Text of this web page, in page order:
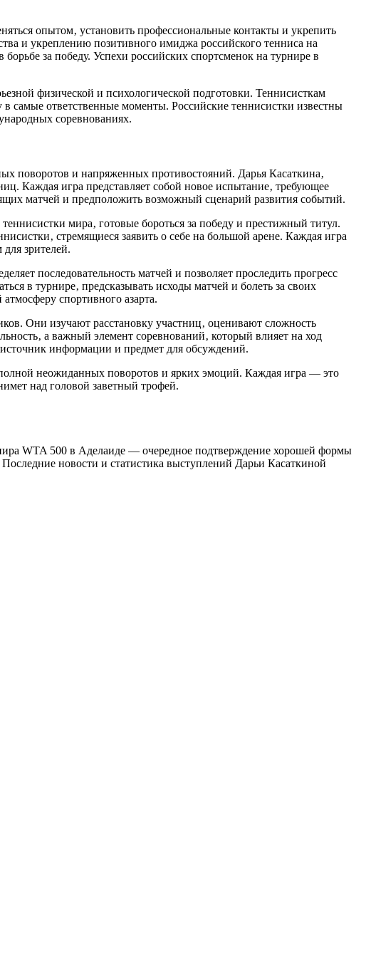
опытом‚ установить профессиональные контакты и укрепить
и укреплению позитивного имиджа российского тенниса на
за победу. Успехи российских спортсменок на турнире в
физической и психологической подготовки. Теннисисткам
самые ответственные моменты. Российские теннисистки известны
соревнованиях.
поворотов и напряженных противостояний. Дарья Касаткина‚
Каждая игра представляет собой новое испытание‚ требующее
матчей и предположить возможный сценарий развития событий.
мира‚ готовые бороться за победу и престижный титул.
стремящиеся заявить о себе на большой арене. Каждая игра
зрителей.
последовательность матчей и позволяет проследить прогресс
в турнире‚ предсказывать исходы матчей и болеть за своих
спортивного азарта.
Они изучают расстановку участниц‚ оценивают сложность
а важный элемент соревнований‚ который влияет на ход
информации и предмет для обсуждений.
неожиданных поворотов и ярких эмоций. Каждая игра — это
над головой заветный трофей.
WTA 500 в Аделаиде — очередное подтверждение хорошей формы
новости и статистика выступлений Дарьи Касаткиной